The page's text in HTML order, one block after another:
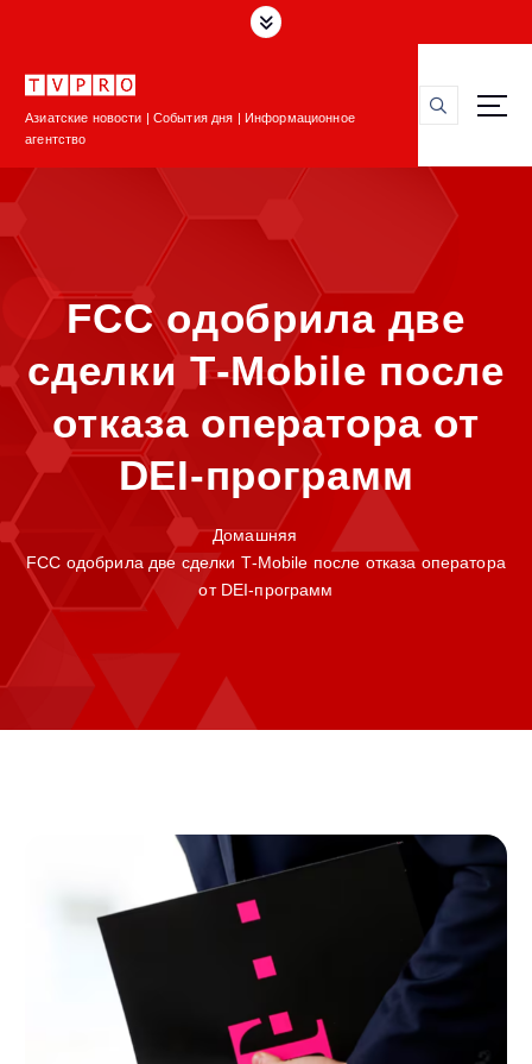
к
Азиатские новости | События дня | Информационное
агентство
FCC одобрила две
сделки T‑Mobile после
отказа оператора от
DEI‑программ
Домашняя
FCC одобрила две сделки T‑Mobile после отказа оператора
от DEI‑программ